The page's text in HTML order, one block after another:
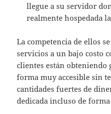
llegue a su servidor
realmente hospedada
La competencia de ellos
servicios a un bajo costo
clientes están obteniendo
forma muy accesible sin
cantidades fuertes de
dedicada incluso de